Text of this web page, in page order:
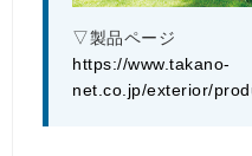
▽製品ページ
https://www.takano-
net.co.jp/exterior/